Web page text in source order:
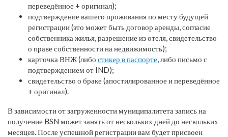
переведённое + оригинал);
подтверждение вашего проживания по месту будущей
регистрации (это может быть договор аренды, согласие
собственника жилья, разрешение из отеля, свидетельство
о праве собственности на недвижимость);
карточка ВНЖ (либо стикер в паспорте, либо письмо с
подтверждением от IND);
свидетельство о браке (апостилированное и переведённое
+ оригинал).
В зависимости от загруженности муниципалитета запись на
получение BSN может занять от нескольких дней до нескольких
месяцев. После успешной регистрации вам будет присвоен